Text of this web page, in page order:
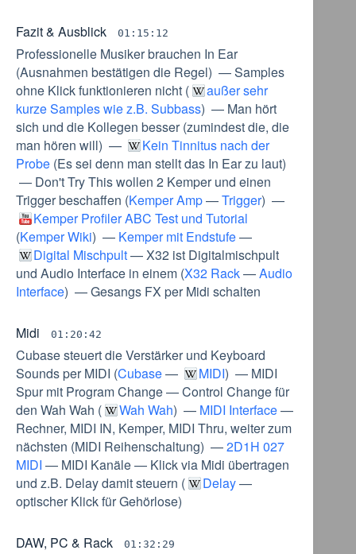
Fazit & Ausblick 01:15:12
Professionelle Musiker brauchen In Ear
(Ausnahmen bestätigen die Regel) —Samples
ohne Klick funktionieren nicht (
außer sehr
kurze Samples wie z.B. Subbass) — Man hört
sich und die Kollegen besser(zumindest die, die
man hören will) —
Kein Tinnitus nach der
Probe (Es sei denn man stellt das In Ear zu laut)
— Don't Try This wollen 2 Kemper und einen
Trigger beschaffen (Kemper Amp—Trigger) —
Kemper Profiler ABC Test und Tutorial
(Kemper Wiki) — Kemper mit Endstufe—
Digital Mischpult—X32 ist Digitalmischpult
und Audio Interface in einem (X32 Rack—Audio
Interface) —Gesangs FX per Midi schalten
Midi 01:20:42
Cubase steuert die Verstärker und Keyboard
Sounds per MIDI (Cubase— MIDI) — MIDI
Spur mit Program Change—Control Change für
den Wah Wah ( Wah Wah) — MIDI Interface—
Rechner, MIDI IN, Kemper, MIDI Thru, weiter zum
nächsten (MIDI Reihenschaltung) —2D1H 027
MIDI — MIDI Kanäle— Klick via Midi übertragen
und z.B. Delay damit steuern ( Delay—
optischer Klick für Gehörlose)
DAW, PC & Rack 01:32:29